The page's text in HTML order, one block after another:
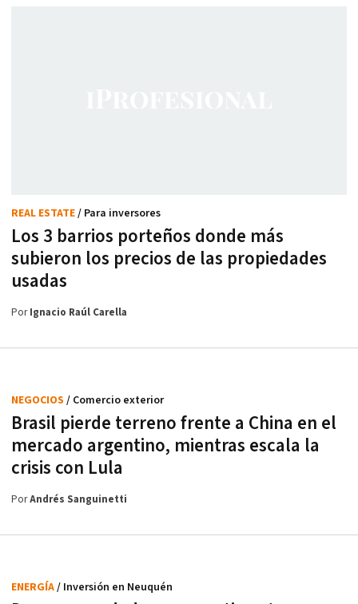
Los 3 barrios porteños donde más
subieron los precios de las propiedades
usadas
REAL ESTATE/ Para inversores
PorIgnacio Raúl Carella
Brasil pierde terreno frente a China en el
mercado argentino, mientras escala la
crisis con Lula
NEGOCIOS / Comercio exterior
PorAndrés Sanguinetti
ENERGÍA/ Inversión en Neuquén